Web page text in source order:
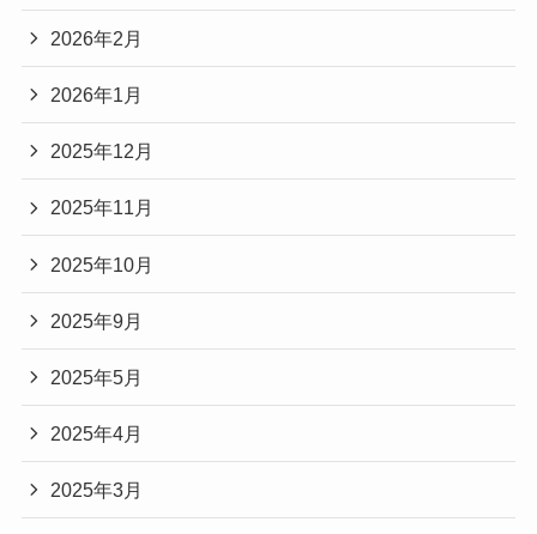
2026年2月
2026年1月
2025年12月
2025年11月
2025年10月
2025年9月
2025年5月
2025年4月
2025年3月